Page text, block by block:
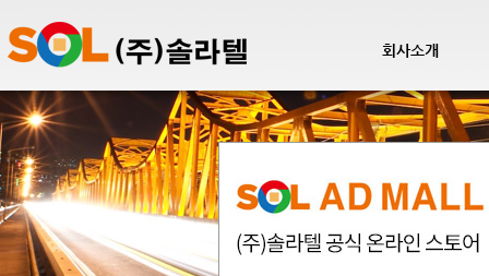
회사소개